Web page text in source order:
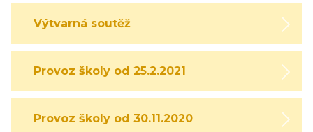
Výtvarná soutěž
Provoz školy od 25.2.2021
Provoz školy od 30.11.2020